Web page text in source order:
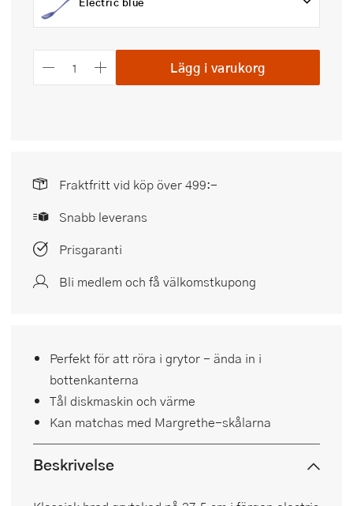
Lägg i varukorg
Fraktfritt vid köp över 499:-
Snabb leverans
Prisgaranti
Bli medlem och få välkomstkupong
Perfekt för att röra i grytor - ända in i
bottenkanterna
Tål diskmaskin och värme
Kan matchas med Margrethe-skålarna
Beskrivelse